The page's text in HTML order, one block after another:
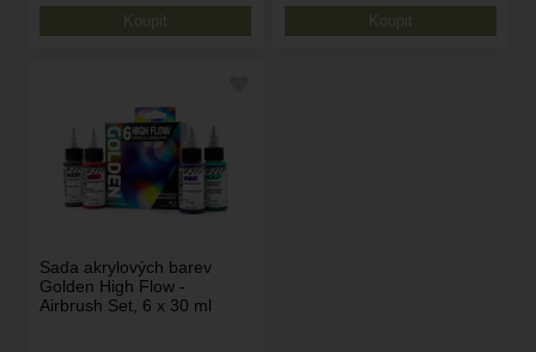
Sada akrylových barev
Golden High Flow -
Airbrush Set, 6 x 30 ml